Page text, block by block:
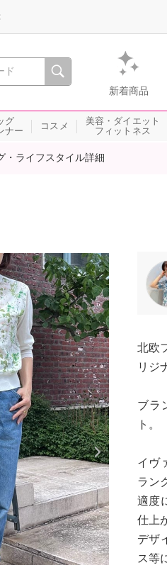
間を。通販・テレビショッピング
新着商品
グ
ナー
コスメ
美容・ダイエット
フィットネス
・ライフスタイル詳細
Next
北欧
リジ
ブラ
ト。
イヴ
ラン
適度
仕上
デザ
ス等